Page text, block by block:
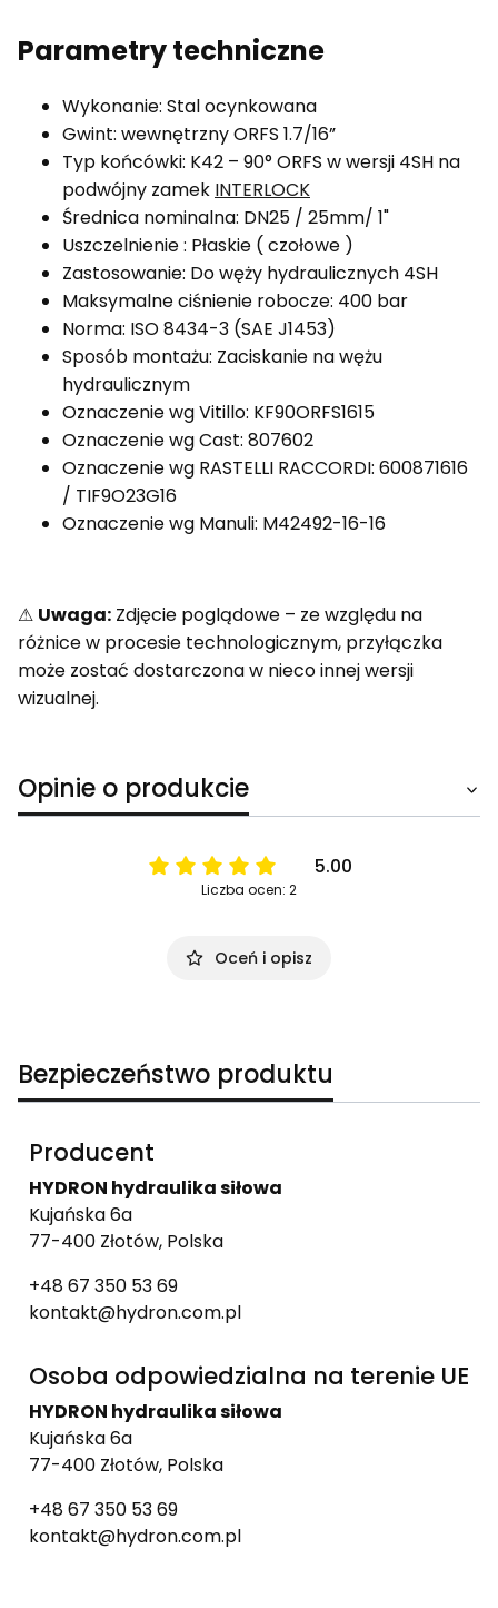
Parametry techniczne
Wykonanie: Stal ocynkowana
Gwint: wewnętrzny ORFS 1.7/16”
Typ końcówki: K42 – 90° ORFS w wersji 4SH na
podwójny zamek INTERLOCK
Średnica nominalna: DN25 / 25mm/ 1"
Uszczelnienie : Płaskie ( czołowe )
Zastosowanie: Do węży hydraulicznych 4SH
Maksymalne ciśnienie robocze: 400 bar
Norma: ISO 8434-3 (SAE J1453)
Sposób montażu: Zaciskanie na wężu
hydraulicznym
Oznaczenie wg Vitillo: KF90ORFS1615
Oznaczenie wg Cast: 807602
Oznaczenie wg RASTELLI RACCORDI: 600871616
/ TIF9O23G16
Oznaczenie wg Manuli: M42492-16-16
⚠ Uwaga: Zdjęcie poglądowe – ze względu na
różnice w procesie technologicznym, przyłączka
może zostać dostarczona w nieco innej wersji
wizualnej.
Opinie o produkcie
5.00
Liczba ocen: 2
Oceń i opisz
Bezpieczeństwo produktu
Producent
HYDRON hydraulika siłowa
Kujańska 6a
77-400 Złotów, Polska
+48 67 350 53 69
kontakt@hydron.com.pl
Osoba odpowiedzialna na terenie UE
HYDRON hydraulika siłowa
Kujańska 6a
77-400 Złotów, Polska
+48 67 350 53 69
kontakt@hydron.com.pl